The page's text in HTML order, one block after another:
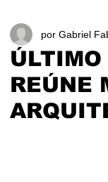
REÚNE
por Gabriel